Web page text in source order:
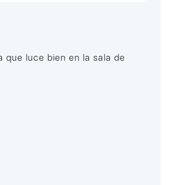
luce bien en la sala de